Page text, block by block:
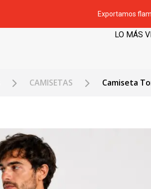
Exportamos
LO MÁS
CAMISETAS Camiseta